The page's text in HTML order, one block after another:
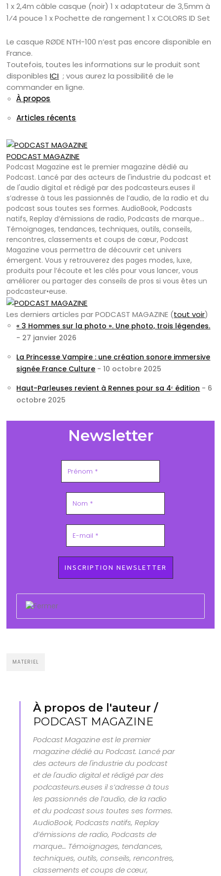
1 x 2,4m câble casque (noir) 1 x adaptateur de 3,5mm à
1⁄4 pouce 1 x Pochette de rangement 1 x COLORS ID Set
Le casque RØDE NTH-100 n’est pas encore disponible en
France.
Toutefois, toutes les informations sur le produit sont
disponiblesICI ; vous aurez la possibilité de le
commander en ligne.
À propos
Articles récents
PODCAST MAGAZINE
Podcast Magazine est le premier magazine dédié au
Podcast. Lancé par des acteurs de l'industrie du podcast et
de l'audio digital et rédigé par des podcasteurs.euses il
s’adresse à tous les passionnés de l’audio, de la radio et du
podcast sous toutes ses formes. AudioBook, Podcasts
natifs, Replay d’émissions de radio, Podcasts de marque…
Témoignages, tendances, techniques, outils, conseils,
rencontres, classements et coups de cœur, Podcast
Magazine vous permettra de découvrir cet univers
émergent. Vous y retrouverez des pages modes, luxe,
produits pour l’écoute et les clés pour vous lancer, vous
améliorer ou partager des conseils de pros si vous êtes un
podcasteur•euse.
Les derniers articles par PODCAST MAGAZINE (tout voir)
« 3 Hommes sur la photo ». Une photo, trois légendes.
- 27 janvier 2026
La Princesse Vampire : une création sonore immersive
signée France Culture - 10 octobre 2025
Haut-Parleuses revient à Rennes pour sa 4ᵉ édition - 6
octobre 2025
Newsletter
MATERIEL
À propos de l'auteur /
PODCAST MAGAZINE
Podcast Magazine est le premier
magazine dédié au Podcast. Lancé par
des acteurs de l'industrie du podcast
et de l'audio digital et rédigé par des
podcasteurs.euses il s’adresse à tous
les passionnés de l’audio, de la radio
et du podcast sous toutes ses formes.
AudioBook, Podcasts natifs, Replay
d’émissions de radio, Podcasts de
marque… Témoignages, tendances,
techniques, outils, conseils, rencontres,
classements et coups de cœur,